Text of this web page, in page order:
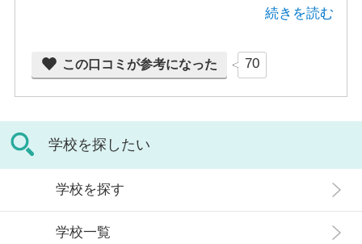
続きを読む
この口コミが参考になった 70
学校を探したい
学校を探す
学校一覧